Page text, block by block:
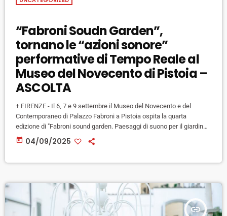
“Fabroni Soudn Garden”,
tornano le “azioni sonore”
performative di Tempo Reale al
Museo del Novecento di Pistoia –
ASCOLTA
+ FIRENZE - Il 6, 7 e 9 settembre il Museo del Novecento e del
Contemporaneo di Palazzo Fabroni a Pistoia ospita la quarta
edizione di "Fabroni sound garden. Paesaggi di suono per il giardino
d’autore di Palazzo Fabroni", un progetto specificamente concepito
per lo spazio esterno del museo, realizzato da Tempo Reale insieme
today 04/09/2025
insert_link